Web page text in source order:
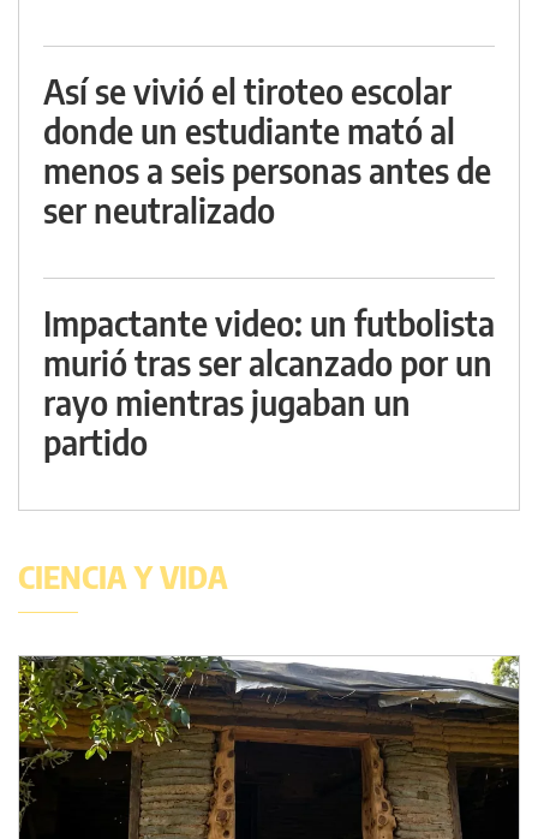
Así se vivió el tiroteo escolar
donde un estudiante mató al
menos a seis personas antes de
ser neutralizado
Impactante video: un futbolista
murió tras ser alcanzado por un
rayo mientras jugaban un
partido
CIENCIA Y VIDA